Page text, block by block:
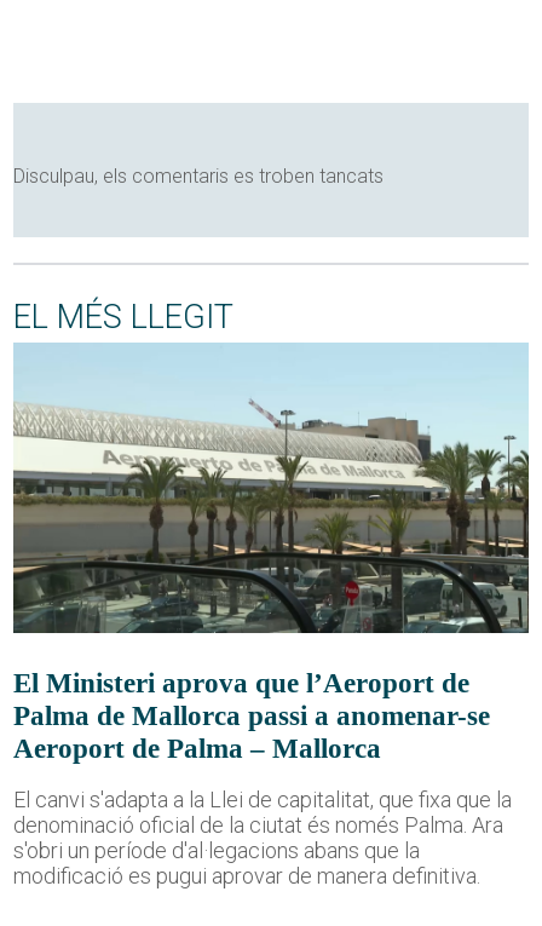
Disculpau, els comentaris es troben tancats
EL MÉS LLEGIT
El Ministeri aprova que l’Aeroport de
Palma de Mallorca passi a anomenar-se
Aeroport de Palma – Mallorca
El canvi s'adapta a la Llei de capitalitat, que fixa que la
denominació oficial de la ciutat és només Palma. Ara
s'obri un període d'al·legacions abans que la
modificació es pugui aprovar de manera definitiva.